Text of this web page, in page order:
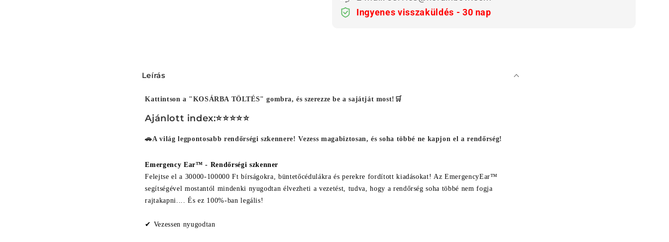
Ingyenes visszaküldés - 30 nap
Ö
s
z
s
u
k
a
Leírás
Kattintson a "KOSÁRBA TÖLTÉS" gombra, és szerezze be a sajátját most!🛒
Ajánlott index:⭐⭐⭐⭐⭐
🚗A világ legpontosabb rendőrségi szkennere! Vezess magabiztosan, és soha többé ne kapjon el a rendőrség!
Emergency Ear™ - Rendőrségi szkenner
Felejtse el a 30000-100000 Ft bírságokra, büntetőcédulákra és perekre fordított kiadásokat! Az EmergencyEar™
segítségével mostantól mindenki nyugodtan élvezheti a vezetést, tudva, hogy a rendőrség soha többé nem fogja
rajtakapni.... És ez 100%-ban legális!
✔ Vezessen nyugodtan